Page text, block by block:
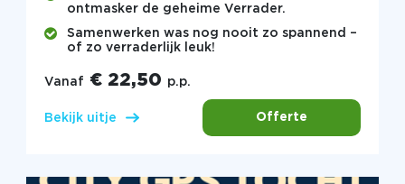
ontmasker de geheime Verrader.
Samenwerken was nog nooit zo spannend –
of zo verraderlijk leuk!
Vanaf € 22,50 p.p.
Bekijk uitje Offerte